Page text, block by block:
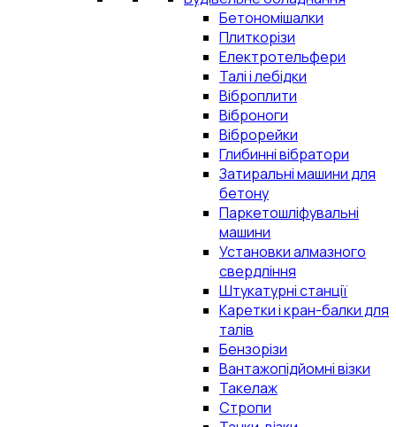
Бетономішалки
Плиткорізи
Електротельфери
Талі і лебідки
Віброплити
Віброноги
Віброрейки
Глибинні вібратори
Затиральні машини для
бетону
Паркетошліфувальні
машини
Установки алмазного
свердління
Штукатурні станції
Каретки і кран-балки для
талів
Бензорізи
Вантажопідйомні візки
Такелаж
Стропи